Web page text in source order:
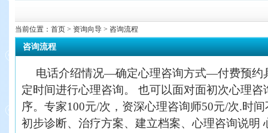
当前位置： 首页 > 资询向导 > 咨询流程
咨询流程
电话介绍情况—确定心理咨询方式—付费预
定时间进行心理咨询。 也可以面对面初次心理
序。专家100元/次，资深心理咨询师50元/次.时
初步诊断、治疗方案、建立档案、心理咨询说明